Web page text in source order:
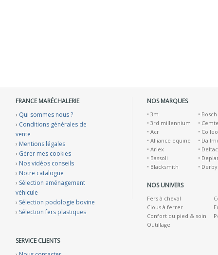
FRANCE MARÉCHALERIE
› Qui sommes nous ?
› Conditions générales de
vente
› Mentions légales
› Gérer mes cookies
› Nos vidéos conseils
› Notre catalogue
› Sélection aménagement
véhicule
› Sélection podologie bovine
› Sélection fers plastiques
SERVICE CLIENTS
NOS MARQUES
• 3m
• 3rd millennium
• Acr
• Alliance equine
• Ariex
• Bassoli
• Blacksmith
• Bosch
•
•
•
•
•
• Derby
NOS UNIVERS
Fers à cheval
Clous à ferrer
Confort du pied & soin
Outillage